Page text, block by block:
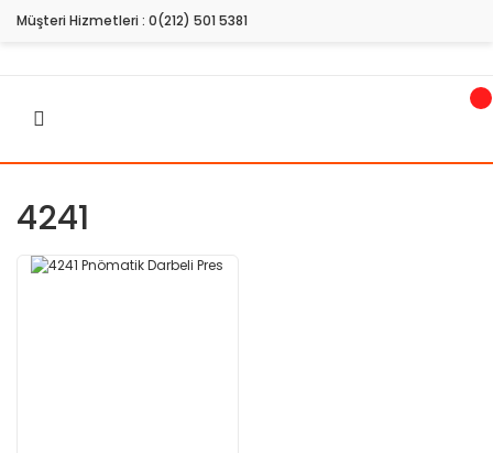
Müşteri Hizmetleri : 0(212) 501 5381
4241